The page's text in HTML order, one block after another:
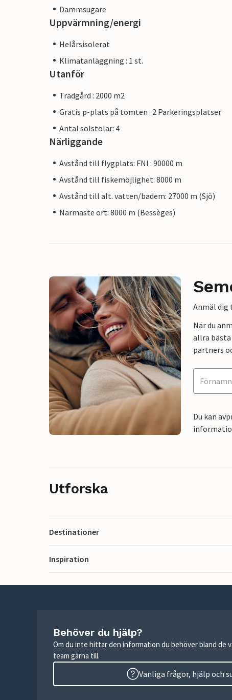
Dammsugare
Uppvärmning/energi
Helårsisolerat
Klimatanläggning : 1 st.
Utanför
Trädgård : 2000 m2
Gratis p-plats på tomten : 2 Parkeringsplatser
Antal solstolar: 4
Närliggande
Avstånd till flygplats: FNI : 90000 m
Avstånd till fiskemöjlighet: 8000 m
Avstånd till alt. vatten/badem: 27000 m (Sjö)
Närmaste ort: 8000 m (Bessèges)
Anmäl dig
När du
allra
partners
Du kan
Utforska
Destinationer
Inspiration
Behöver du hjälp?
Om du inte hittar den information du behöver bland de
team gärna till.
Vanliga frågor, hjälp och